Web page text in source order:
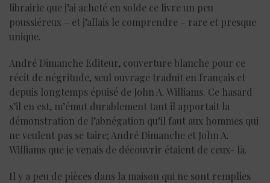
librairie que j’ai acheté en solde ce livre un peu
poussiéreux – et j’allais le comprendre – rare et presque
unique.
André Dimanche Editeur, couverture blanche pour ce
récit de négritude, seul ouvrage traduit en français et
depuis longtemps épuisé de John A. Williams. Ce hasard
s’il en est, m’émut durablement tant il apportait la
démonstration de l’abnégation qu’il faut aux hommes qui
ne veulent pas se taire; André Dimanche et John A.
Williams que je venais de découvrir étaient de ceux- là.
Il y a peu de pièces dans la maison qui ne sont remplies